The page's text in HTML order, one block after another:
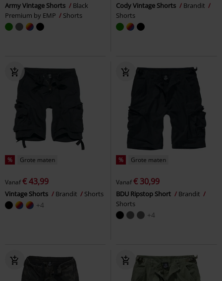
Army Vintage Shorts
Black
Premium by EMP
Shorts
Cody Vintage Shorts
Brandit
Shorts
% Grote maten
Vanaf€ 43,99
Vintage Shorts Brandit Shorts
+4
% Grote maten
Vanaf€ 30,99
BDU Ripstop Short
Brandit
Shorts
+4